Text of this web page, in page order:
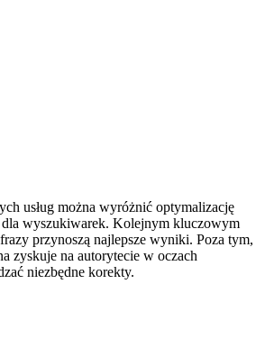
usług można wyróżnić optymalizację
dla wyszukiwarek. Kolejnym kluczowym
przynoszą najlepsze wyniki. Poza tym,
zyskuje na autorytecie w oczach
niezbędne korekty.